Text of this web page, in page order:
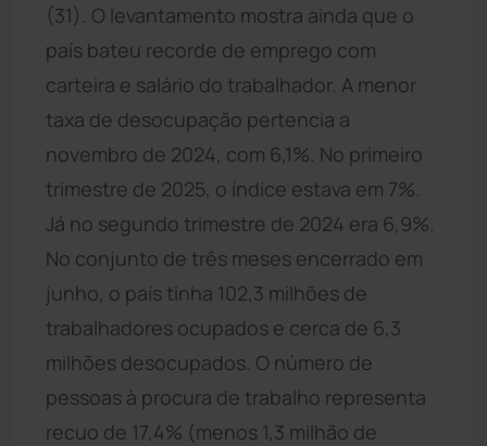
(31). O levantamento mostra ainda que o
país bateu recorde de emprego com
carteira e salário do trabalhador. A menor
taxa de desocupação pertencia a
novembro de 2024, com 6,1%. No primeiro
trimestre de 2025, o índice estava em 7%.
Já no segundo trimestre de 2024 era 6,9%.
No conjunto de três meses encerrado em
junho, o país tinha 102,3 milhões de
trabalhadores ocupados e cerca de 6,3
milhões desocupados. O número de
pessoas à procura de trabalho representa
recuo de 17,4% (menos 1,3 milhão de